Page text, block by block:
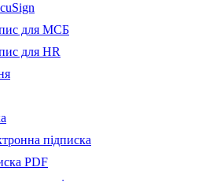
для МСБ
для HR
підписка
PDF